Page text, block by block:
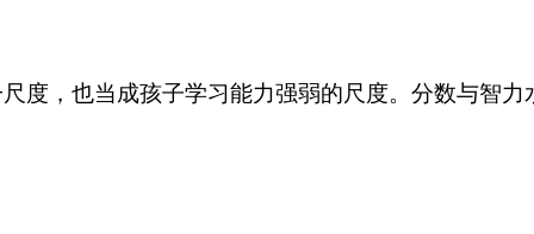
度，也当成孩子学习能力强弱的尺度。分数与智